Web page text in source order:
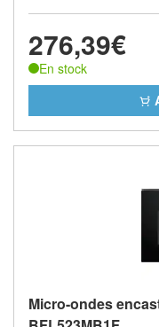
276,39€
En stock
Micro-ondes